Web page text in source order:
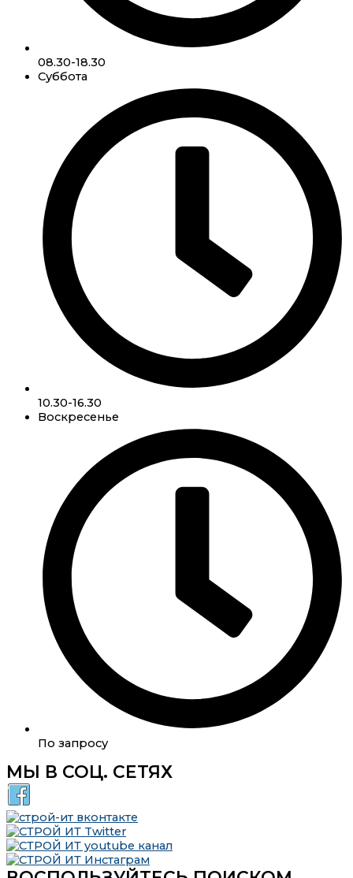
08.30-18.30
Суббота
10.30-16.30
Воскресенье
По запросу
МЫ В СОЦ. СЕТЯХ